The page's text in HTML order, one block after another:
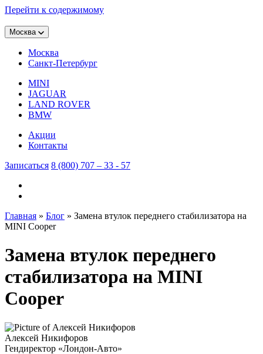
Перейти к содержимому
Москва
Москва
Санкт-Петербург
MINI
JAGUAR
LAND ROVER
BMW
Акции
Контакты
Записаться 8 (800) 707 – 33 - 57
Главная » Блог » Замена втулок переднего стабилизатора на
MINI Cooper
Замена втулок переднего
стабилизатора на MINI
Cooper
Алексей Никифоров
Гендиректор «Лондон-Авто»